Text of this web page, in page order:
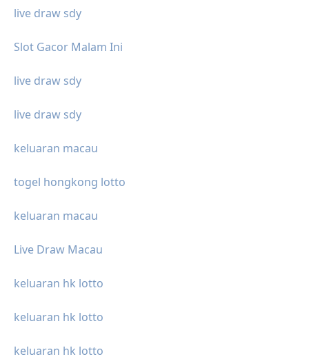
live draw sdy
Slot Gacor Malam Ini
live draw sdy
live draw sdy
keluaran macau
togel hongkong lotto
keluaran macau
Live Draw Macau
keluaran hk lotto
keluaran hk lotto
keluaran hk lotto